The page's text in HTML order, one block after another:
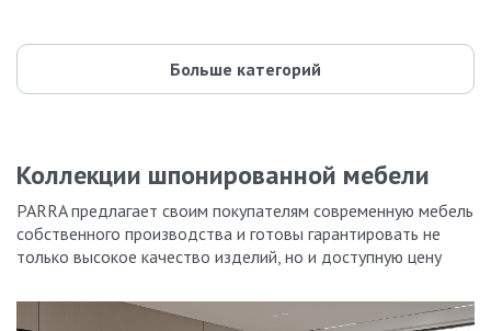
35 моделей
44 модели
Parra design
Больше категорий
Коллекции шпонированной мебели
PARRA предлагает своим покупателям современную мебель
собственного производства и готовы гарантировать не
только высокое качество изделий, но и доступную цену